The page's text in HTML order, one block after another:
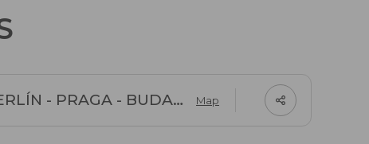
PARÍS - BRUSELAS - ÁMSTERDAM - BERLÍN - PRAGA - BUDAPEST Map